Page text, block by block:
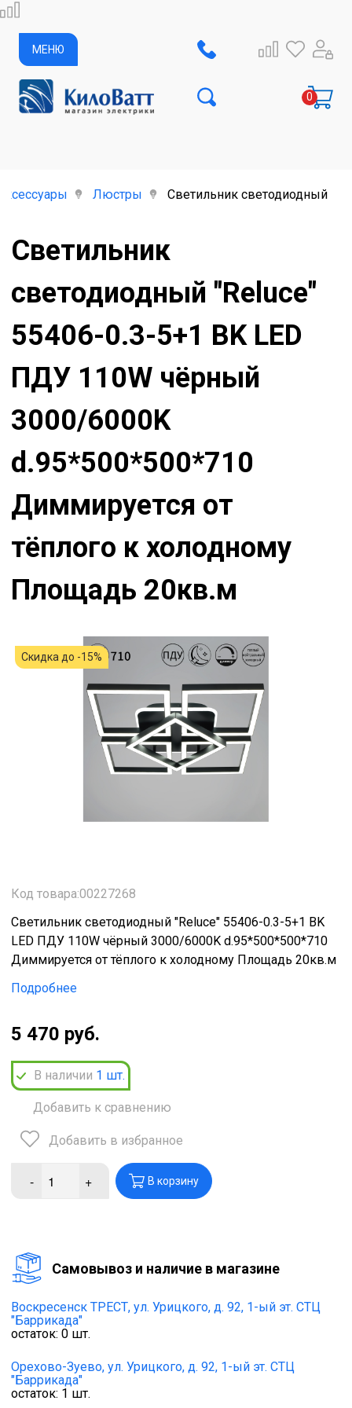
МЕНЮ
Люстры Светильник светодиодный
Светильник
светодиодный "Reluce"
55406-0.3-5+1 BK LED
ПДУ 110W чёрный
3000/6000K
d.95*500*500*710
Диммируется от
тёплого к холодному
Площадь 20кв.м
Скидка до -15%
Код товара:00227268
Светильник светодиодный "Reluce" 55406-0.3-5+1 BK
LED ПДУ 110W чёрный 3000/6000K d.95*500*500*710
Диммируется от тёплого к холодному Площадь 20кв.м
Подробнее
5 470 руб.
В наличии 1 шт.
Добавить к сравнению
Добавить в избранное
- + В корзину
Cамовывоз и наличие в магазине
Воскресенск ТРЕСТ, ул. Урицкого, д. 92, 1-ый эт. СТЦ
"Баррикада"
остаток: 0 шт.
Орехово-Зуево, ул. Урицкого, д. 92, 1-ый эт. СТЦ
"Баррикада"
остаток: 1 шт.